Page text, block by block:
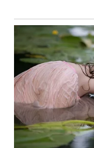
WN
KARO
WN
SIMALUNGUN
WN
LABUHANBATU